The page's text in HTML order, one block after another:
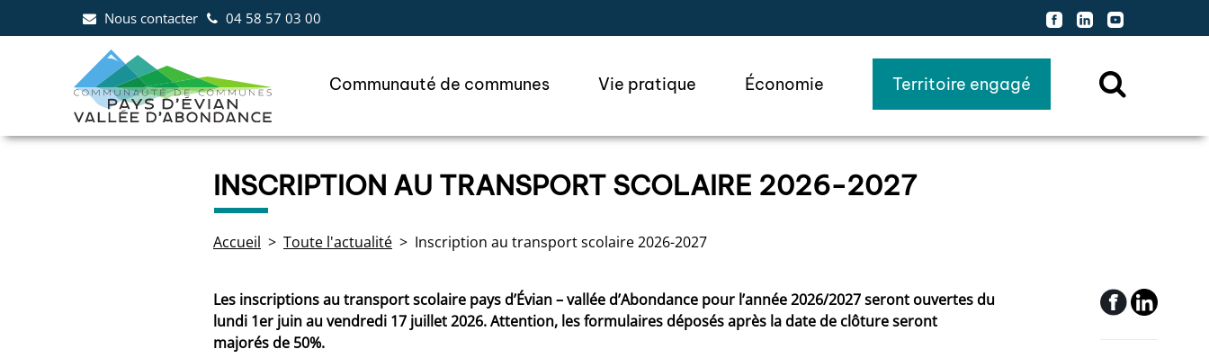
Nous contacter 04 58 57 03 00
Communauté de communes Vie pratique Économie Territoire engagé 
INSCRIPTION AU TRANSPORT SCOLAIRE 2026-2027
Accueil Toute l'actualité Inscription au transport scolaire 2026-2027
Les inscriptions au transport scolaire pays d’Évian – vallée d’Abondance pour l’année 2026/2027 seront ouvertes du
lundi 1er juin au vendredi 17 juillet 2026. Attention, les formulaires déposés après la date de clôture seront
majorés de 50%.